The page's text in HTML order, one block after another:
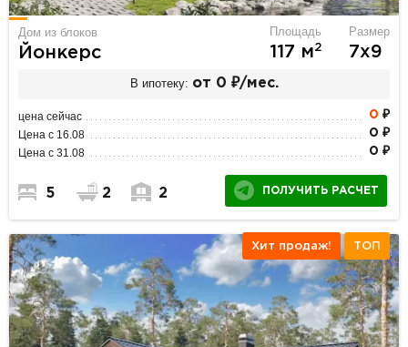
Дом из блоков
Йонкерс
Площадь
117 м2
Размер
7х9
В ипотеку: от 0 ₽/мес.
цена сейчас 0 ₽
Цена с 16.08 0 ₽
Цена с 31.08 0 ₽
5 2 2 ПОЛУЧИТЬ РАСЧЕТ
Хит продаж! ТОП